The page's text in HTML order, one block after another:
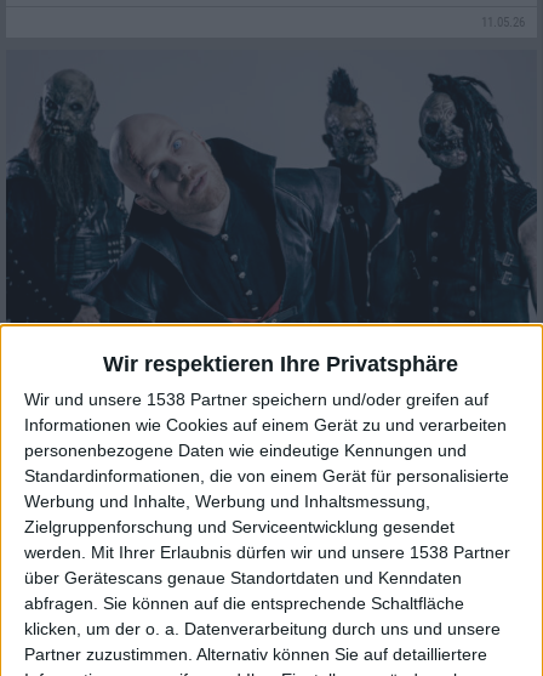
Wir respektieren Ihre Privatsphäre
Wir und unsere 1538 Partner speichern und/oder greifen auf
Informationen wie Cookies auf einem Gerät zu und verarbeiten
personenbezogene Daten wie eindeutige Kennungen und
Standardinformationen, die von einem Gerät für personalisierte
Werbung und Inhalte, Werbung und Inhaltsmessung,
Zielgruppenforschung und Serviceentwicklung gesendet
werden.
Mit Ihrer Erlaubnis dürfen wir und unsere 1538 Partner
über Gerätescans genaue Standortdaten und Kenndaten
abfragen. Sie können auf die entsprechende Schaltfläche
klicken, um der o. a. Datenverarbeitung durch uns und unsere
Partner zuzustimmen. Alternativ können Sie auf detailliertere
11.05.26
News
Dominum
Ist hier irgendjemand Arzt?
Der Doktor ruft den Doktor ...